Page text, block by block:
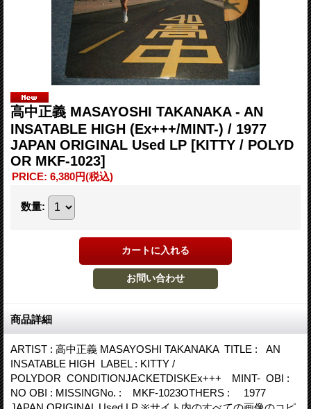
高中正義 MASAYOSHI TAKANAKA - AN
INSATABLE HIGH (Ex+++/MINT-) / 1977
JAPAN ORIGINAL Used LP [KITTY / POLYD
OR MKF-1023]
PRICE: 6,380円(税込)
数量:
商品詳細
ARTIST : 高中正義 MASAYOSHI TAKANAKA TITLE : AN
INSATABLE HIGH LABEL : KITTY /
POLYDOR CONDITIONJACKETDISKEx+++ MINT- OBI :
NO OBI : MISSINGNo. : MKF-1023OTHERS : 1977